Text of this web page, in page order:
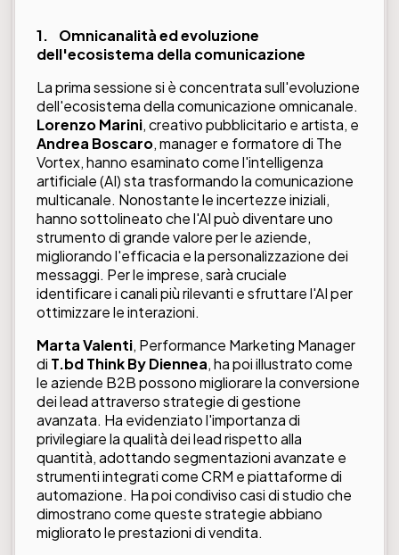
1. Omnicanalità ed evoluzione
dell'ecosistema della comunicazione
La prima sessione si è concentrata sull'evoluzione
dell'ecosistema della comunicazione omnicanale.
Lorenzo Marini, creativo pubblicitario e artista, e
Andrea Boscaro, manager e formatore di The
Vortex, hanno esaminato come l'intelligenza
artificiale (AI) sta trasformando la comunicazione
multicanale. Nonostante le incertezze iniziali,
hanno sottolineato che l'AI può diventare uno
strumento di grande valore per le aziende,
migliorando l'efficacia e la personalizzazione dei
messaggi. Per le imprese, sarà cruciale
identificare i canali più rilevanti e sfruttare l'AI per
ottimizzare le interazioni.
Marta Valenti, Performance Marketing Manager
di T.bd Think By Diennea, ha poi illustrato come
le aziende B2B possono migliorare la conversione
dei lead attraverso strategie di gestione
avanzata. Ha evidenziato l'importanza di
privilegiare la qualità dei lead rispetto alla
quantità, adottando segmentazioni avanzate e
strumenti integrati come CRM e piattaforme di
automazione. Ha poi condiviso casi di studio che
dimostrano come queste strategie abbiano
migliorato le prestazioni di vendita.